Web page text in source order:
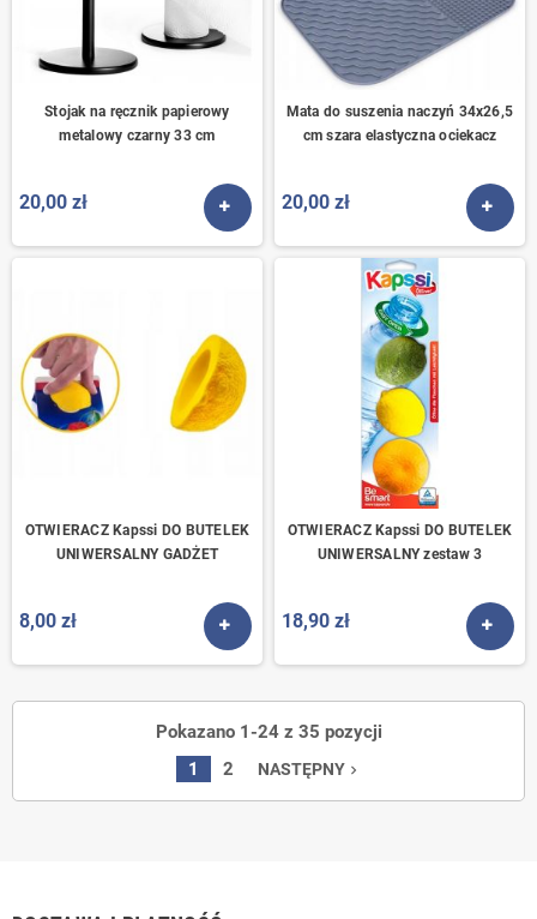
Stojak na ręcznik papierowy
metalowy czarny 33 cm
20,00 zł
ZOBACZ PRODUKT
Mata do suszenia naczyń 34x26,5
cm szara elastyczna ociekacz
20,00 zł
OTWIERACZ Kapssi DO BUTELEK
UNIWERSALNY GADŻET
8,00 zł
ZOBACZ PRODUKT
OTWIERACZ Kapssi DO BUTELEK
UNIWERSALNY zestaw 3
18,90 zł
Pokazano 1-24 z 35 pozycji
1
2 NASTĘPNYnavigate_next